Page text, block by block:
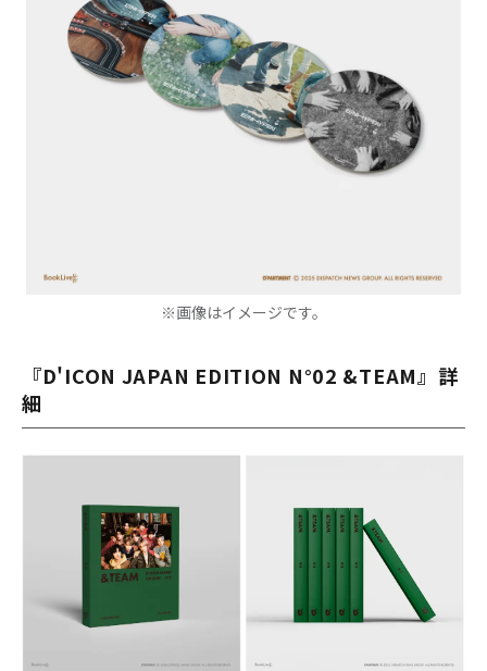
※画像はイメージです。
『D'ICON JAPAN EDITION N°02 &TEAM』詳
細